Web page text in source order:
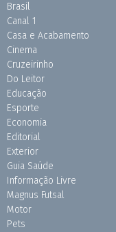
Brasil
Canal 1
Casa e Acabamento
Cinema
Cruzeirinho
Do Leitor
Educação
Esporte
Economia
Editorial
Exterior
Guia Saúde
Informação Livre
Magnus Futsal
Motor
Pets